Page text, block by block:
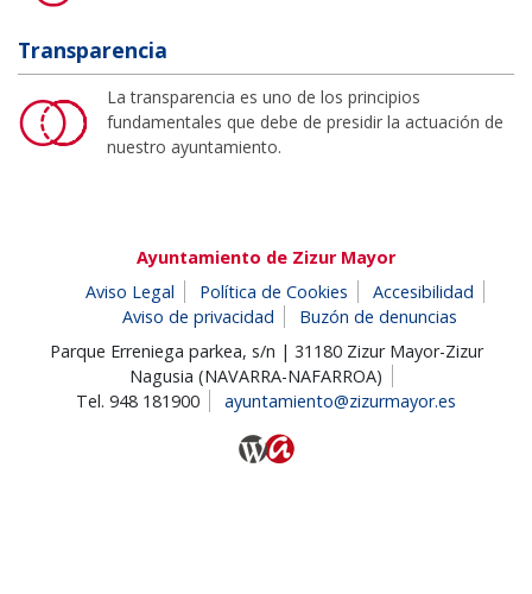
Transparencia
La transparencia es uno de los principios
fundamentales que debe de presidir la actuación de
nuestro ayuntamiento.
Ayuntamiento de Zizur Mayor
Aviso Legal
Política de Cookies
Accesibilidad
Aviso de privacidad
Buzón de denuncias
Parque Erreniega parkea, s/n | 31180 Zizur Mayor-Zizur
Nagusia (NAVARRA-NAFARROA)
Tel. 948 181900
ayuntamiento@zizurmayor.es